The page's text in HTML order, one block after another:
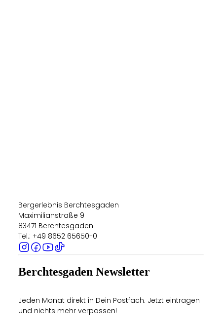
Bergerlebnis Berchtesgaden
Maximilianstraße 9
83471 Berchtesgaden
Tel.: +49 8652 65650-0
Berchtesgaden Newsletter
Jeden Monat direkt in Dein Postfach. Jetzt eintragen
und nichts mehr verpassen!